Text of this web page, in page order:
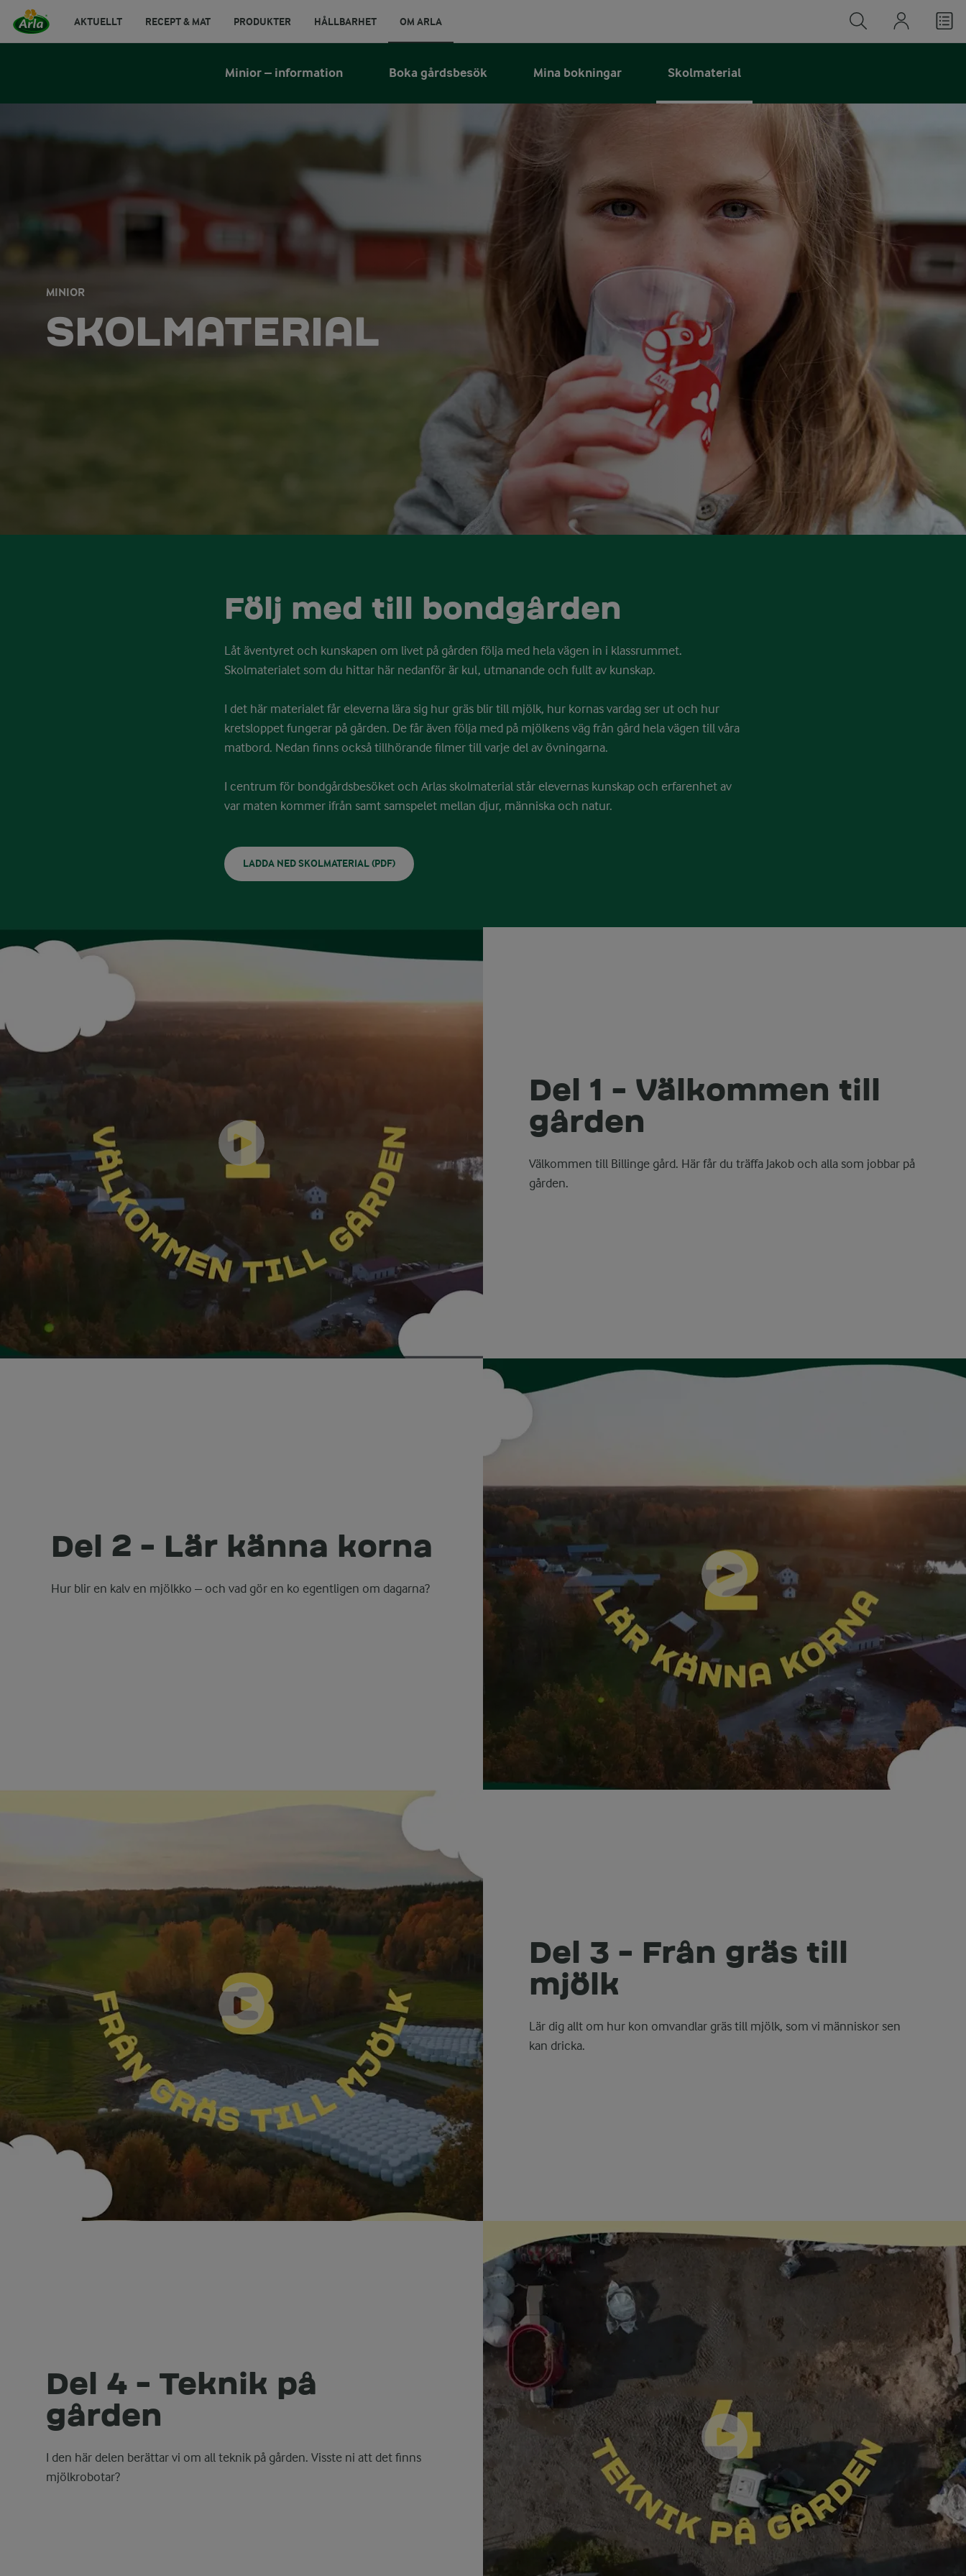
AKTUELLT RECEPT & MAT PRODUKTER HÅLLBARHET OM ARLA
Minior – information Boka gårdsbesök Mina bokningar Skolmaterial
MINIOR
SKOLMATERIAL
Följ med till bondgården
Låt äventyret och kunskapen om livet på gården följa med hela vägen in i klassrummet.
Skolmaterialet som du hittar här nedanför är kul, utmanande och fullt av kunskap.
I det här materialet får eleverna lära sig hur gräs blir till mjölk, hur kornas vardag ser ut och hur
kretsloppet fungerar på gården. De får även följa med på mjölkens väg från gård hela vägen till våra
matbord. Nedan finns också tillhörande filmer till varje del av övningarna.
I centrum för bondgårdsbesöket och Arlas skolmaterial står elevernas kunskap och erfarenhet av
var maten kommer ifrån samt samspelet mellan djur, människa och natur.
LADDA NED SKOLMATERIAL (PDF)
Del 1 - Välkommen till
gården
Välkommen till Billinge gård. Här får du träffa Jakob och alla som jobbar på
gården.
Del 2 - Lär känna korna
Hur blir en kalv en mjölkko – och vad gör en ko egentligen om dagarna?
Del 3 - Från gräs till
mjölk
Lär dig allt om hur kon omvandlar gräs till mjölk, som vi människor sen
kan dricka.
Del 4 - Teknik på
gården
I den här delen berättar vi om all teknik på gården. Visste ni att det finns
mjölkrobotar?